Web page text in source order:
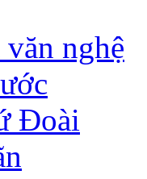
nghệ
Đoài